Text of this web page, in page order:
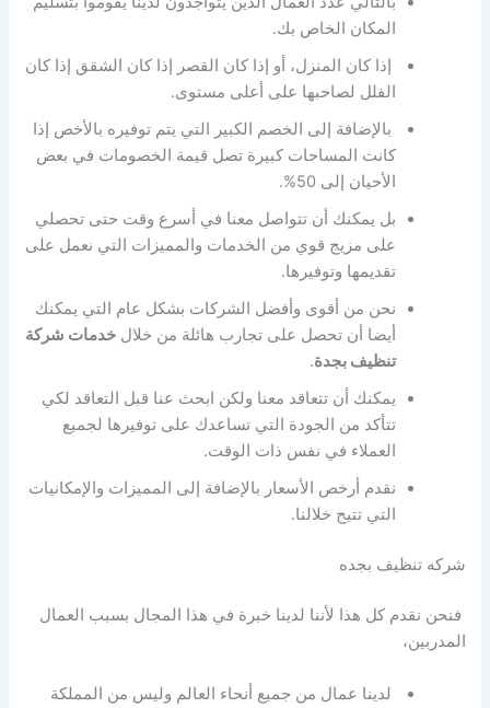
المكان الخاص بك.
إذا كان المنزل، أو إذا كان القصر إذا كان الشقق إذا كان
الفلل لصاحبها على أعلى مستوى.
بالإضافة إلى الخصم الكبير التي يتم توفيره بالأخص إذا
كانت المساحات كبيرة تصل قيمة الخصومات في بعض
الأحيان إلى 50%.
بل يمكنك أن تتواصل معنا في أسرع وقت حتى تحصلي
على مزيج قوي من الخدمات والمميزات التي نعمل على
تقديمها وتوفيرها.
نحن من أقوى وأفضل الشركات بشكل عام التي يمكنك
أيضا أن تحصل على تجارب هائلة من خلالخدمات شركة
تنظيف بجدة.
يمكنك أن تتعاقد معنا ولكن ابحث عنا قبل التعاقد لكي
تتأكد من الجودة التي تساعدك على توفيرها لجميع
العملاء في نفس ذات الوقت.
نقدم أرخص الأسعار بالإضافة إلى المميزات والإمكانيات
التي تتيح خلالنا.
شركه تنظيف بجده
فنحن نقدم كل هذا لأننا لدينا خبرة في هذا المجال بسبب العمال
المدربين،
لدينا عمال من جميع أنحاء العالم وليس من المملكة